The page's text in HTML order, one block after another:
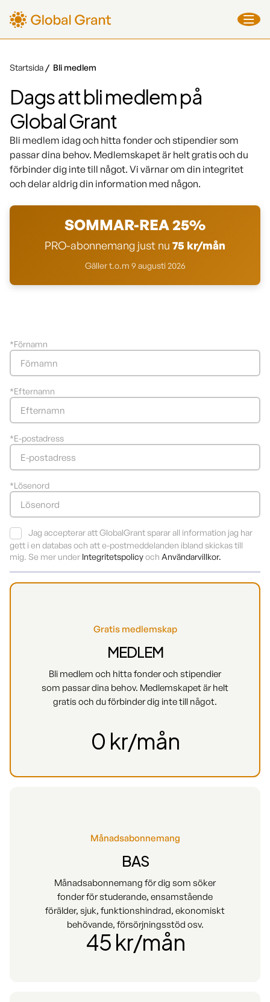
Startsida Bli medlem
Dags att bli medlem på
Global Grant
Bli medlem idag och hitta fonder och stipendier som
passar dina behov. Medlemskapet är helt gratis och du
förbinder dig inte till något. Vi värnar om din integritet
och delar aldrig din information med någon.
SOMMAR-REA 25%
PRO-abonnemang just nu 75 kr/mån
Gäller t.o.m 9 augusti 2026
*Förnamn
*Efternamn
*E-postadress
*Lösenord
Jag accepterar att GlobalGrant sparar all information jag har
gett i en databas och att e-postmeddelanden ibland skickas till
mig. Se mer under Integritetspolicyoch Användarvillkor.
Gratis medlemskap
MEDLEM
Bli medlem och hitta fonder och stipendier
som passar dina behov. Medlemskapet är helt
gratis och du förbinder dig inte till något.
0 kr/mån
Månadsabonnemang
BAS
Månadsabonnemang för dig som söker
fonder för studerande, ensamstående
förälder, sjuk, funktionshindrad, ekonomiskt
behövande, försörjningsstöd osv.
45 kr/mån